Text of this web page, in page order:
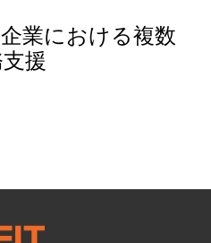
業における複数
援